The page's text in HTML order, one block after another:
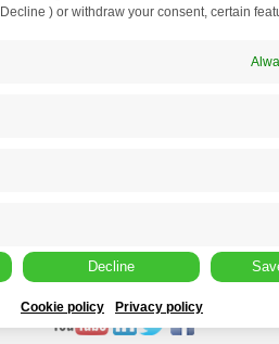
) or withdraw your consent, certain
Decline
Cookie policy Privacy policy